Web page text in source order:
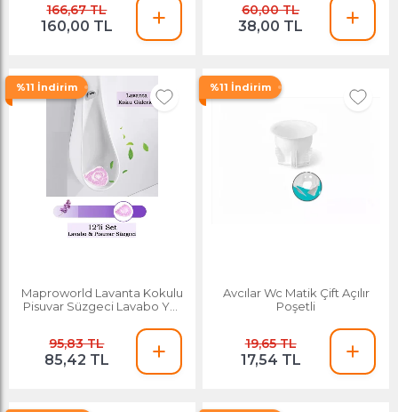
166,67 TL
160,00 TL
60,00 TL
38,00 TL
%11 İndirim
Maproworld Lavanta Kokulu
Pisuvar Süzgeci Lavabo Yer
Tuvalet Matı
95,83 TL
85,42 TL
%11 İndirim
Avcılar Wc Matik Çift Açılır
Poşetli
19,65 TL
17,54 TL